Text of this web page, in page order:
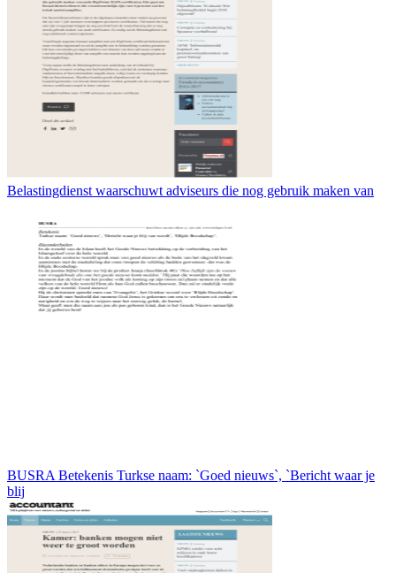
Belastingdienst waarschuwt adviseurs die nog gebruik maken van
BUSRA Betekenis Turkse naam: `Goed nieuws`, `Bericht waar je
blij